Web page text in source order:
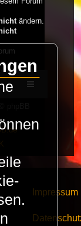
ändern.
phpBB
Impressum